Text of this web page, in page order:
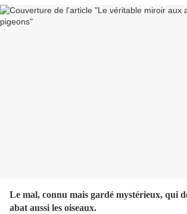
Le mal, connu mais gardé mystérieux, qui
abat aussi les oiseaux.